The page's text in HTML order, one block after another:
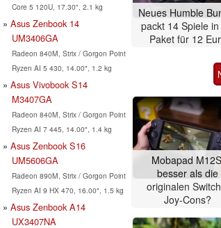
Core 5 120U, 17.30", 2.1 kg
Asus Zenbook 14
UM3406GA
Radeon 840M, Strix / Gorgon Point
Ryzen AI 5 430, 14.00", 1.2 kg
Asus Vivobook S14
M3407GA
Radeon 840M, Strix / Gorgon Point
Ryzen AI 7 445, 14.00", 1.4 kg
Asus Zenbook S16
UM5606GA
Radeon 890M, Strix / Gorgon Point
Ryzen AI 9 HX 470, 16.00", 1.5 kg
Asus Zenbook A14
UX3407NA
Neues Humble
packt 14 Spiele in
Paket für 12
Mobapad
besser als die
originalen
Joy-Cons?